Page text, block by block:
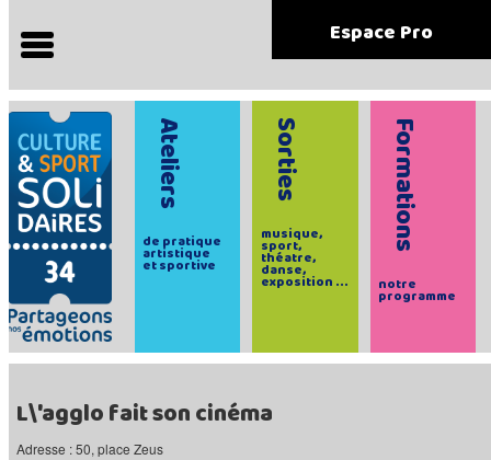
Espace Pro
Ateliers
de pratique
artistique
et sportive
Sorties
musique,
sport,
théatre,
danse,
exposition ...
Formations
notre
programme
L\'agglo fait son cinéma
Adresse : 50, place Zeus